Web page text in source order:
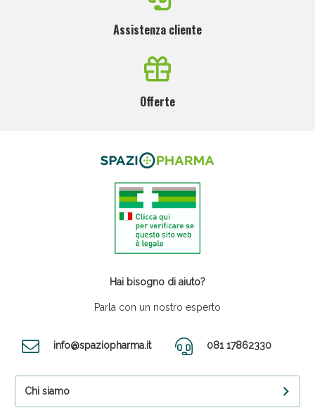
Assistenza cliente
Offerte
Hai bisogno di aiuto?
Parla con un nostro esperto
info@spaziopharma.it 081 17862330
Chi siamo